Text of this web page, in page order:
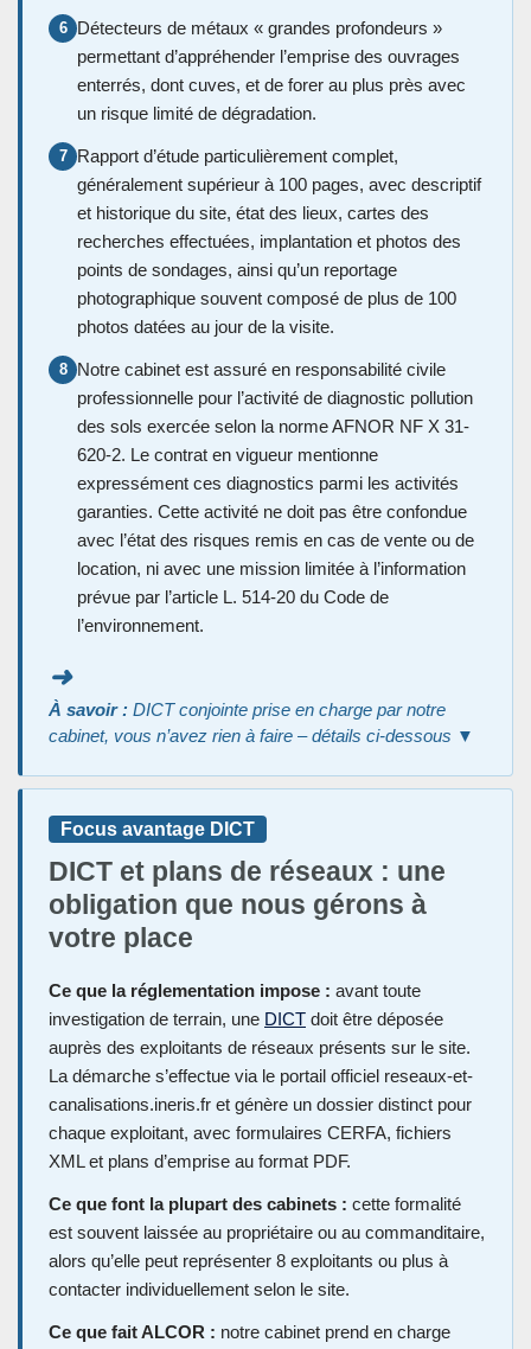
6
Détecteurs de métaux « grandes profondeurs »
permettant d’appréhender l’emprise des ouvrages
enterrés, dont cuves, et de forer au plus près avec
un risque limité de dégradation.
7
Rapport d’étude particulièrement complet,
généralement supérieur à 100 pages, avec descriptif
et historique du site, état des lieux, cartes des
recherches effectuées, implantation et photos des
points de sondages, ainsi qu’un reportage
photographique souvent composé de plus de 100
photos datées au jour de la visite.
8
Notre cabinet est assuré en responsabilité civile
professionnelle pour l’activité de diagnostic pollution
des sols exercée selon la norme AFNOR NF X 31-
620-2. Le contrat en vigueur mentionne
expressément ces diagnostics parmi les activités
garanties. Cette activité ne doit pas être confondue
avec l’état des risques remis en cas de vente ou de
location, ni avec une mission limitée à l’information
prévue par l’article L. 514-20 du Code de
l’environnement.
➜
À savoir : DICT conjointe prise en charge par notre
cabinet, vous n’avez rien à faire – détails ci-dessous ▼
Focus avantage DICT
DICT et plans de réseaux : une
obligation que nous gérons à
votre place
Ce que la réglementation impose : avant toute
investigation de terrain, une DICT doit être déposée
auprès des exploitants de réseaux présents sur le site.
La démarche s’effectue via le portail officiel reseaux-et-
canalisations.ineris.fr et génère un dossier distinct pour
chaque exploitant, avec formulaires CERFA, fichiers
XML et plans d’emprise au format PDF.
Ce que font la plupart des cabinets : cette formalité
est souvent laissée au propriétaire ou au commanditaire,
alors qu’elle peut représenter 8 exploitants ou plus à
contacter individuellement selon le site.
Ce que fait ALCOR : notre cabinet prend en charge